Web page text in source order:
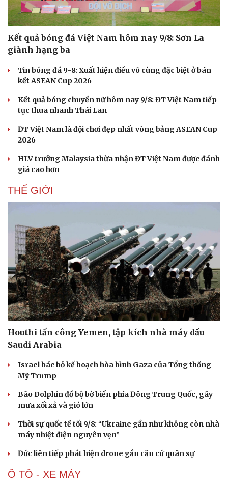
Cải chính
Kết quả bóng đá Việt Nam hôm nay 9/8: Sơn La
giành hạng ba
Tin bóng đá 9-8: Xuất hiện điều vô cùng đặc biệt ở bán
kết ASEAN Cup 2026
Kết quả bóng chuyền nữ hôm nay 9/8: ĐT Việt Nam tiếp
tục thua nhanh Thái Lan
ĐT Việt Nam là đội chơi đẹp nhất vòng bảng ASEAN Cup
2026
HLV trưởng Malaysia thừa nhận ĐT Việt Nam được đánh
giá cao hơn
THẾ GIỚI
Houthi tấn công Yemen, tập kích nhà máy dầu
Saudi Arabia
Israel bác bỏ kế hoạch hòa bình Gaza của Tổng thống
Mỹ Trump
Bão Dolphin đổ bộ bờ biển phía Đông Trung Quốc, gây
mưa xối xả và gió lớn
Thời sự quốc tế tối 9/8: “Ukraine gần như không còn nhà
máy nhiệt điện nguyên vẹn”
Đức liên tiếp phát hiện drone gần căn cứ quân sự
Ô TÔ - XE MÁY